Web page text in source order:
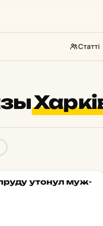
Статті
★ ОБРАНЕ
утонул муж­